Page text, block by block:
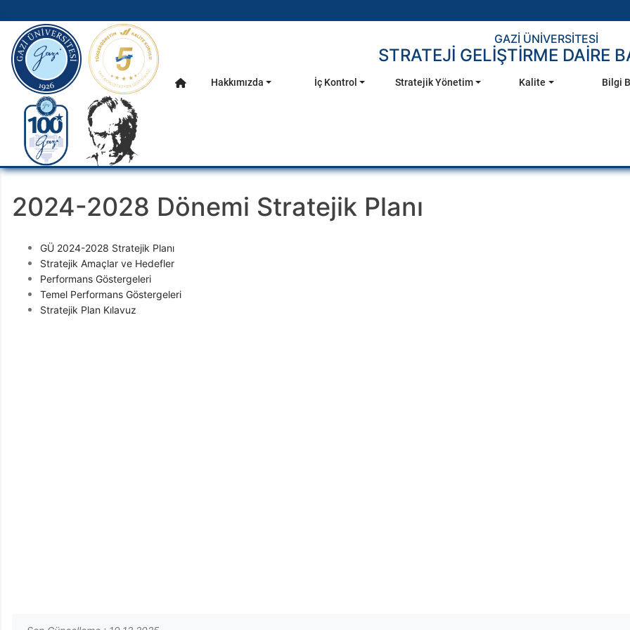
Ana Menü
gazi.edu.tr
GAZİ ÜNİVERSİTESİ
STRATEJİ GELİŞTİRME DAİRE
Anasayfa
Hakkımızda İç Kontrol Stratejik Yönetim Kalite Bilgi
2024-2028 Dönemi Stratejik Planı
GÜ 2024-2028 Stratejik Planı
Stratejik Amaçlar ve Hedefler
Performans Göstergeleri
Temel Performans Göstergeleri
Stratejik Plan Kılavuz